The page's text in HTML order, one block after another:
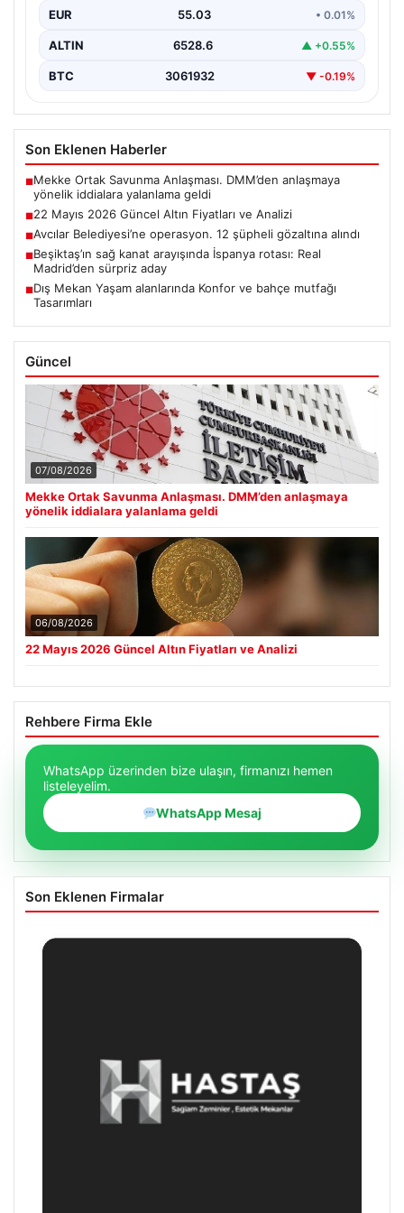
EUR 55.03 • 0.01%
ALTIN 6528.6 ▲ +0.55%
BTC 3061932 ▼ -0.19%
Son Eklenen Haberler
■Mekke Ortak Savunma Anlaşması. DMM’den anlaşmaya
yönelik iddialara yalanlama geldi
■22 Mayıs 2026 Güncel Altın Fiyatları ve Analizi
■Avcılar Belediyesi’ne operasyon. 12 şüpheli gözaltına alındı
■Beşiktaş’ın sağ kanat arayışında İspanya rotası: Real
Madrid’den sürpriz aday
■Dış Mekan Yaşam alanlarında Konfor ve bahçe mutfağı
Tasarımları
Güncel
07/08/2026
Mekke Ortak Savunma Anlaşması. DMM’den anlaşmaya
yönelik iddialara yalanlama geldi
06/08/2026
22 Mayıs 2026 Güncel Altın Fiyatları ve Analizi
Rehbere Firma Ekle
WhatsApp üzerinden bize ulaşın, firmanızı hemen
listeleyelim.
WhatsApp Mesaj
Son Eklenen Firmalar